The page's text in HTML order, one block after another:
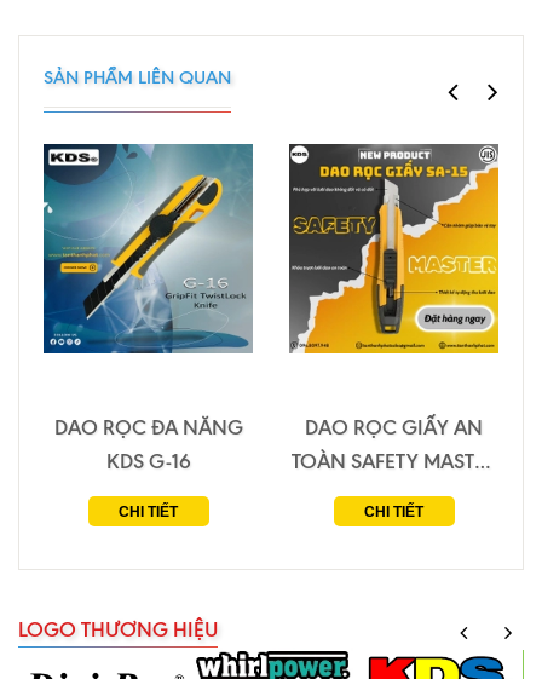
SẢN PHẨM LIÊN QUAN
DAO RỌC ĐA NĂNG
KDS G-16
CHI TIẾT
DAO RỌC GIẤY AN
TOÀN SAFETY MASTER
SA-15
CHI TIẾT
LOGO THƯƠNG HIỆU